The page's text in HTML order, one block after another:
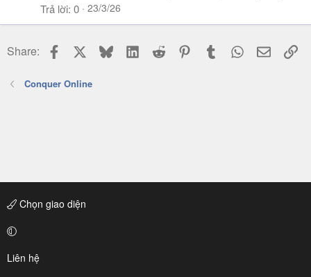
Trả lời 0 23/3/26
Share: Facebook BlueskyLinkedIn
Reddit PinterestTumblr WhatsApp
Email
Conquer Online
Chọn giao diện
Liên hệ